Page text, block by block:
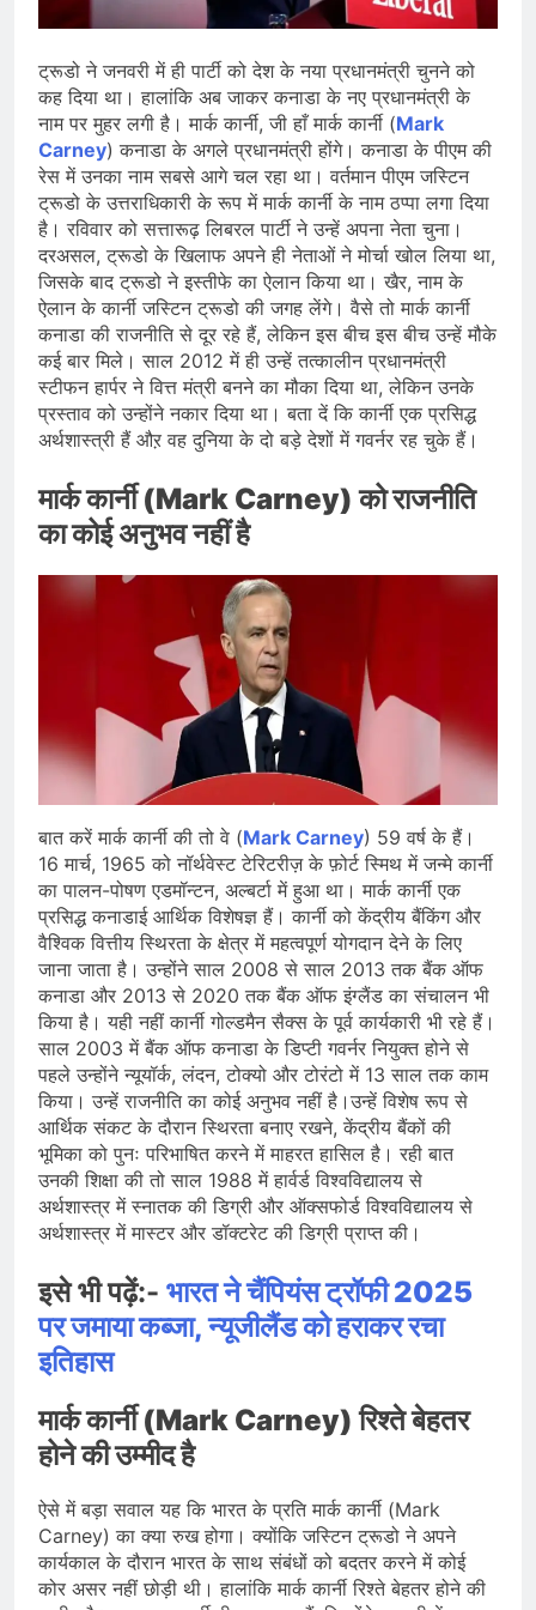
जारी किया, दिल्ली-NCR समेत कई क्षेत्रों में
जलभराव और बाढ़ की आशंका
जंतर-मंतर पुलिस कार्रवाई पर संसद में विपक्ष
का हंगामा तेज़, सरकार से जवाब की मांग
August 6, 2026
राष्ट्रीय हथकरघा दिवस की तैयारियाँ तेज़,
देशभर में बुनकरों और हस्तशिल्प प्रदर्शनियों का
होगा आयोजन
August 5, 2026
ट्रूडो ने जनवरी में ही पार्टी को देश के नया प्रधानमंत्री चुनने को
कह दिया था। हालांकि अब जाकर कनाडा के नए प्रधानमंत्री के
नाम पर मुहर लगी है। मार्क कार्नी, जी हाँ मार्क कार्नी (Mark
Carney) कनाडा के अगले प्रधानमंत्री होंगे। कनाडा के पीएम की
रेस में उनका नाम सबसे आगे चल रहा था। वर्तमान पीएम जस्टिन
ट्रूडो के उत्तराधिकारी के रूप में मार्क कार्नी के नाम ठप्पा लगा दिया
है। रविवार को सत्तारूढ़ लिबरल पार्टी ने उन्हें अपना नेता चुना।
दरअसल, ट्रूडो के खिलाफ अपने ही नेताओं ने मोर्चा खोल लिया था,
जिसके बाद ट्रूडो ने इस्तीफे का ऐलान किया था। खैर, नाम के
ऐलान के कार्नी जस्टिन ट्रूडो की जगह लेंगे। वैसे तो मार्क कार्नी
कनाडा की राजनीति से दूर रहे हैं, लेकिन इस बीच इस बीच उन्हें मौके
कई बार मिले। साल 2012 में ही उन्हें तत्कालीन प्रधानमंत्री
स्टीफन हार्पर ने वित्त मंत्री बनने का मौका दिया था, लेकिन उनके
प्रस्ताव को उन्होंने नकार दिया था। बता दें कि कार्नी एक प्रसिद्ध
अर्थशास्त्री हैं औऱ वह दुनिया के दो बड़े देशों में गवर्नर रह चुके हैं।
मार्क कार्नी (Mark Carney) को राजनीति
का कोई अनुभव नहीं है
बात करें मार्क कार्नी की तो वे (Mark Carney) 59 वर्ष के हैं।
16 मार्च, 1965 को नॉर्थवेस्ट टेरिटरीज़ के फ़ोर्ट स्मिथ में जन्मे कार्नी
का पालन-पोषण एडमॉन्टन, अल्बर्टा में हुआ था। मार्क कार्नी एक
प्रसिद्ध कनाडाई आर्थिक विशेषज्ञ हैं। कार्नी को केंद्रीय बैंकिंग और
वैश्विक वित्तीय स्थिरता के क्षेत्र में महत्वपूर्ण योगदान देने के लिए
जाना जाता है। उन्होंने साल 2008 से साल 2013 तक बैंक ऑफ
कनाडा और 2013 से 2020 तक बैंक ऑफ इंग्लैंड का संचालन भी
किया है। यही नहीं कार्नी गोल्डमैन सैक्स के पूर्व कार्यकारी भी रहे हैं।
साल 2003 में बैंक ऑफ कनाडा के डिप्टी गवर्नर नियुक्त होने से
पहले उन्होंने न्यूयॉर्क, लंदन, टोक्यो और टोरंटो में 13 साल तक काम
किया। उन्हें राजनीति का कोई अनुभव नहीं है।उन्हें विशेष रूप से
आर्थिक संकट के दौरान स्थिरता बनाए रखने, केंद्रीय बैंकों की
भूमिका को पुनः परिभाषित करने में माहरत हासिल है। रही बात
उनकी शिक्षा की तो साल 1988 में हार्वर्ड विश्वविद्यालय से
अर्थशास्त्र में स्नातक की डिग्री और ऑक्सफोर्ड विश्वविद्यालय से
अर्थशास्त्र में मास्टर और डॉक्टरेट की डिग्री प्राप्त की।
इसे भी पढ़ें:- भारत ने चैंपियंस ट्रॉफी 2025
पर जमाया कब्जा, न्यूजीलैंड को हराकर रचा
इतिहास
मार्क कार्नी (Mark Carney) रिश्ते बेहतर
होने की उम्मीद है
ऐसे में बड़ा सवाल यह कि भारत के प्रति मार्क कार्नी (Mark
Carney) का क्या रुख होगा। क्योंकि जस्टिन ट्रूडो ने अपने
कार्यकाल के दौरान भारत के साथ संबंधों को बदतर करने में कोई
कोर असर नहीं छोड़ी थी। हालांकि मार्क कार्नी रिश्ते बेहतर होने की